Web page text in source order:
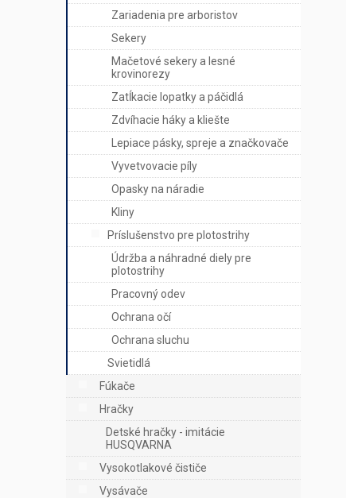
Zariadenia pre arboristov
Sekery
Mačetové sekery a lesné
krovinorezy
Zatĺkacie lopatky a páčidlá
Zdvíhacie háky a kliešte
Lepiace pásky, spreje a značkovače
Vyvetvovacie píly
Opasky na náradie
Kliny
Príslušenstvo pre plotostrihy
Údržba a náhradné diely pre
plotostrihy
Pracovný odev
Ochrana očí
Ochrana sluchu
Svietidlá
Fúkače
Hračky
Detské hračky - imitácie
HUSQVARNA
Vysokotlakové čističe
Vysávače